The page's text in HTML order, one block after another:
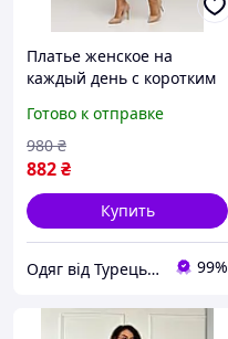
Платье женское на
каждый день с коротким
вискоза, Турция
Готово к отправке
882₴
980 ₴
Купить
Одяг від Турецьких виробників. Магазин Radda 99%